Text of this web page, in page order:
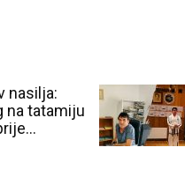
nasilja:
na tatamiju